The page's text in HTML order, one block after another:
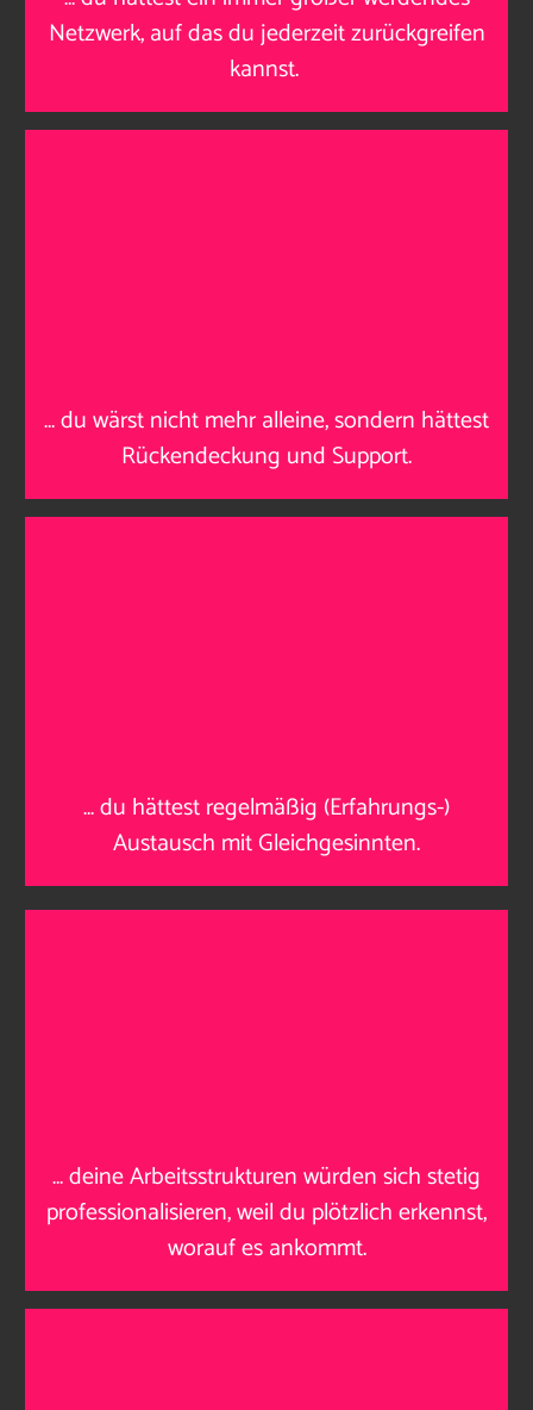
Netzwerk, auf das du jederzeit zurückgreifen
kannst.
…du wärst nicht mehr alleine, sondern hättest
Rückendeckung und Support.
…du hättest regelmäßig (Erfahrungs-)
Austausch mit Gleichgesinnten.
…deine Arbeitsstrukturen würden sich stetig
professionalisieren, weil du plötzlich erkennst,
worauf es ankommt.